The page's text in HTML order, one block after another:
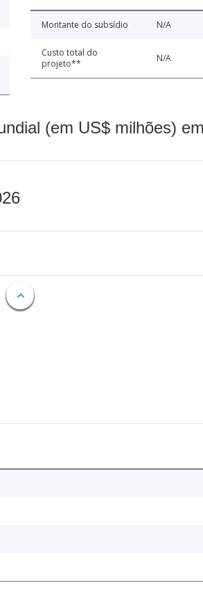
Montante do subsídio N/A
Custo total do
projeto**
N/A
(em US$ milhões)